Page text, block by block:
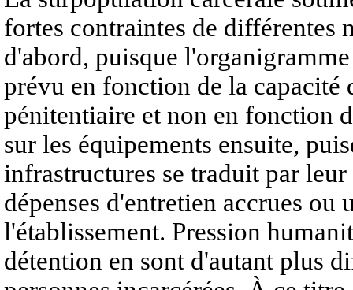
fortes contraintes de différentes
d'abord, puisque
prévu en fonction de la capacité
pénitentiaire et non en fonction
sur les équipements ensuite,
infrastructures se traduit par
dépenses d'entretien accrues ou
l'établissement. Pression
détention en sont d'autant plus